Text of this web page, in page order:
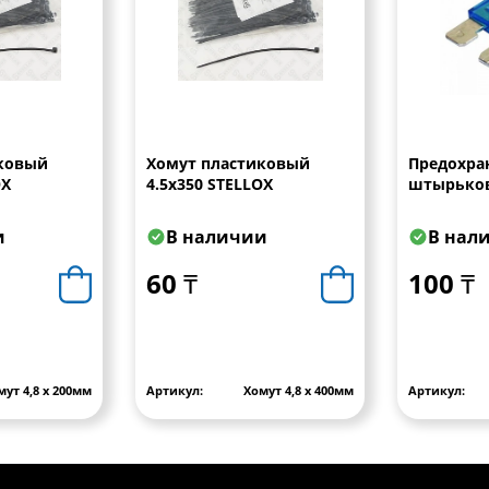
4,8 х 200мм
Хомут пластиковый
4.5х350 STELLOX
В наличии
60 ₸
Артикул: Хомут 4,8 х 400мм
В
100 ₸
Артикул: